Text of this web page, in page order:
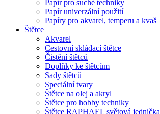
Papír pro suché techniky
Papír univerzální použití
Papíry pro akvarel, temperu a kvaš
Štětce
Akvarel
Cestovní skládací štětce
Čistění štětců
Doplňky ke štětcům
Sady štětců
Speciální tvary
Štětce na olej a akryl
Štětce pro hobby techniky
Štětce RAPHAEL světová jednička